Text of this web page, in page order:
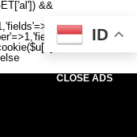
&&
CLOSE ADS
ID